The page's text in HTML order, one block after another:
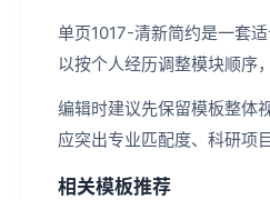
单页1017-清新简约是一套
以按个人经历调整模块顺序
编辑时建议先保留模板整体
应突出专业匹配度、科研项
相关模板推荐